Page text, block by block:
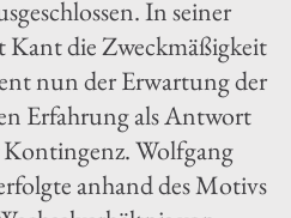
In seiner
die Zweckmäßigkeit
nun der Erwartung der
Erfahrung als Antwort
Wolfgang
anhand des Motivs